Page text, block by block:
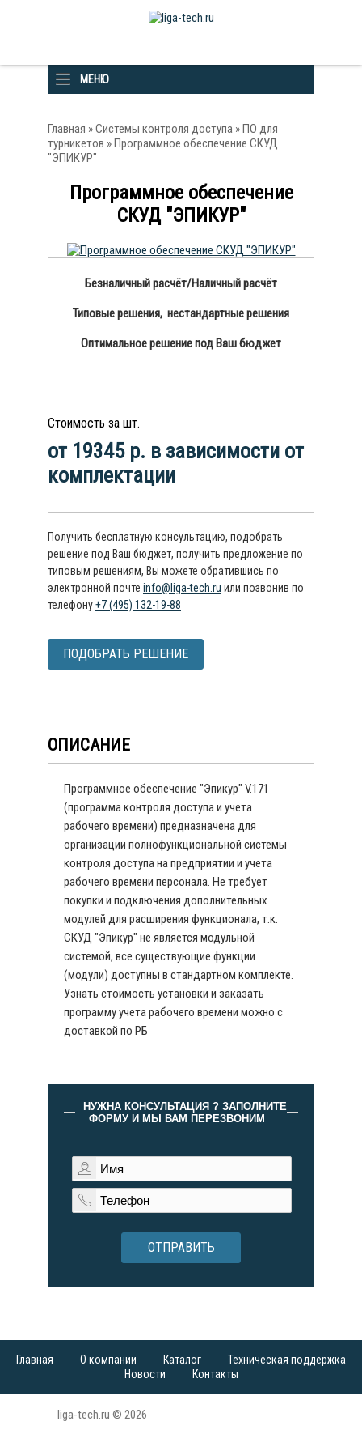
МЕНЮ
Главная »Системы контроля доступа »ПО для
турникетов » Программное обеспечение СКУД
"ЭПИКУР"
Программное обеспечение
СКУД "ЭПИКУР"
Безналичный расчёт/Наличный расчёт
Типовые решения, нестандартные решения
Оптимальное решение под Ваш бюджет
Стоимость за шт.
от 19345 р. в зависимости от
комплектации
Получить бесплатную консультацию, подобрать
решение под Ваш бюджет, получить предложение по
типовым решениям, Вы можете обратившись по
электронной почте info@liga-tech.ru или позвонив по
телефону+7 (495) 132-19-88
ПОДОБРАТЬ РЕШЕНИЕ
ОПИСАНИЕ
Программное обеспечение "Эпикур" V.171
(программа контроля доступа и учета
рабочего времени) предназначена для
организации полнофункциональной системы
контроля доступа на предприятии и учета
рабочего времени персонала. Не требует
покупки и подключения дополнительных
модулей для расширения функционала, т.к.
СКУД "Эпикур" не является модульной
системой, все существующие функции
(модули) доступны в стандартном комплекте.
Узнать стоимость установки и заказать
программу учета рабочего времени можно с
доставкой по РБ
НУЖНА КОНСУЛЬТАЦИЯ ? ЗАПОЛНИТЕ
ФОРМУ И МЫ ВАМ ПЕРЕЗВОНИМ
ОТПРАВИТЬ
Главная О компании Каталог
Техническая поддержка
Новости
Контакты
liga-tech.ru © 2026